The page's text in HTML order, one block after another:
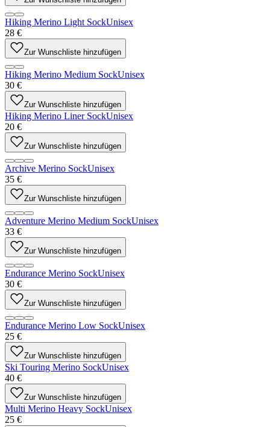
Hiking Merino Light SockUnisex
28 €
Zur Wunschliste hinzufügen
Hiking Merino Medium SockUnisex
30 €
Zur Wunschliste hinzufügen
Hiking Merino Liner SockUnisex
20 €
Zur Wunschliste hinzufügen
Archive Merino SockUnisex
35 €
Zur Wunschliste hinzufügen
Adventure Merino Medium SockUnisex
33 €
Zur Wunschliste hinzufügen
Endurance Merino SockUnisex
30 €
Zur Wunschliste hinzufügen
Endurance Merino Low SockUnisex
25 €
Zur Wunschliste hinzufügen
Ski Touring Merino SockUnisex
40 €
Zur Wunschliste hinzufügen
Multi Merino Heavy SockUnisex
25 €